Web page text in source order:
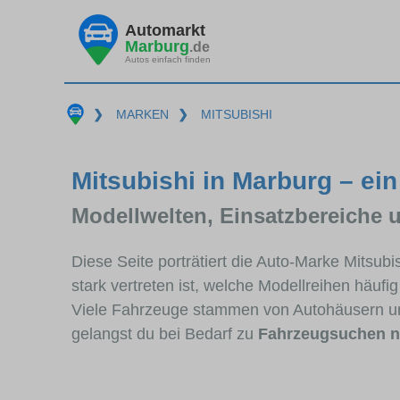
Automarkt
Marburg.de
Autos einfach finden
❯ MARKEN ❯ MITSUBISHI
Mitsubishi in Marburg –
Modellwelten, Einsatzbereiche
Diese Seite porträtiert die Auto-Marke
stark vertreten ist, welche Modellreihen
Viele Fahrzeuge stammen von Autohäusern
gelangst du bei Bedarf zu Fahrzeugsuchen